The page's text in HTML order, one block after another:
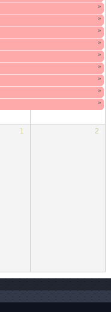
»
»
»
»
»
»
»
»
»
1 2